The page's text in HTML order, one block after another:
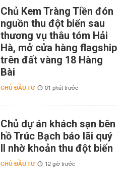
Chủ Kem Tràng Tiền đón
nguồn thu đột biến sau
thương vụ thâu tóm Hải
Hà, mở cửa hàng flagship
trên đất vàng 18 Hàng
Bài
CHỦ ĐẦU TƯ 01 phút trước
Chủ dự án khách sạn bên
hồ Trúc Bạch báo lãi quý
II nhờ khoản thu đột biến
CHỦ ĐẦU TƯ 12 giờ trước